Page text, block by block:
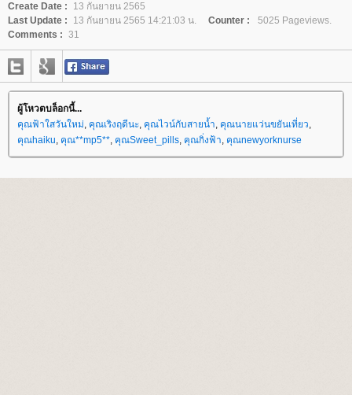
Create Date :
13 กันยายน 2565
Last Update :
13 กันยายน 2565 14:21:03 น. Counter :
5025 Pageviews.
Comments : 31
ผู้โหวตบล็อกนี้...
คุณฟ้าใสวันใหม่, คุณเริงฤดีนะ, คุณไวน์กับสายน้ำ, คุณนายแว่นขยันเที่ยว,
คุณhaiku, คุณ**mp5**, คุณSweet_pills, คุณกิ่งฟ้า, คุณnewyorknurse